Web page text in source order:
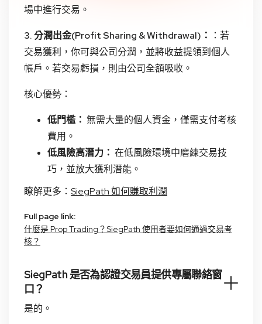
場中進行交易。
3.分潤出金(Profit Sharing & Withdrawal)：
：若
交易獲利，你可與公司分潤，並將收益提領到個人
帳戶。若交易虧損，則由公司全額吸收。
核心優勢：
低門檻： 無需大量的個人資金，僅需支付考核
費用。
低風險高潛力： 在低風險環境中磨練交易技
巧，並放大獲利潛能。
瞭解更多： SiegPath 如何賺取利潤
Full page link:
什麼是 Prop Trading？SiegPath 使用者要如何通過交易考
核？
SiegPath 是否為認證交易員提供專屬聯絡窗
口？
是的。